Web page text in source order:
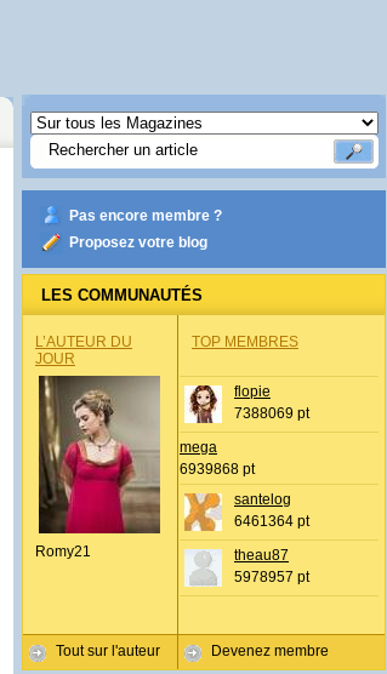
Pas encore membre ?
Proposez votre blog
LES COMMUNAUTÉS
L’AUTEUR DU
JOUR
Romy21
Tout sur l'auteur
TOP MEMBRES
flopie
7388069 pt
mega
6939868 pt
santelog
6461364 pt
theau87
5978957 pt
Devenez membre